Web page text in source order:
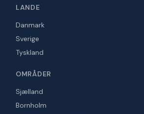
LANDE
Danmark
Sverige
Tyskland
OMRÅDER
Sjælland
Bornholm